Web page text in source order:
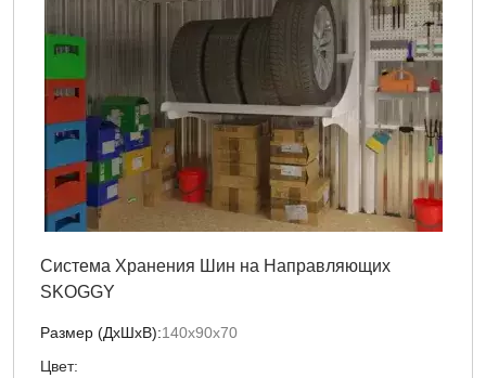
Система Хранения Шин на Направляющих
SKOGGY
Размер (ДxШxВ):140х90х70
Цвет: